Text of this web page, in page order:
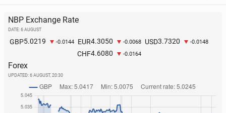
NBP Exchange Rate
DATE: 6 AUGUST
GBP5.0219 -0.0144 EUR4.3050 -0.0068 USD3.7320 -0.0148
CHF4.6080 -0.0164
Forex
UPDATED: 6 AUGUST, 20:30